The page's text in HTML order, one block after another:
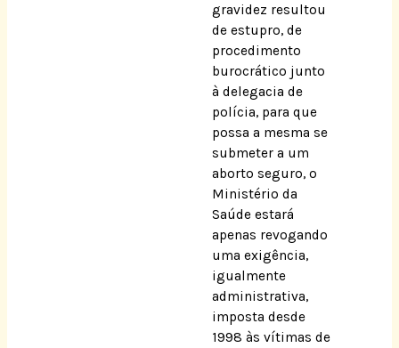
gravidez resultou
de estupro, de
procedimento
burocrático junto
à delegacia de
polícia, para que
possa a mesma se
submeter a um
aborto seguro, o
Ministério da
Saúde estará
apenas revogando
uma exigência,
igualmente
administrativa,
imposta desde
1998 às vítimas de